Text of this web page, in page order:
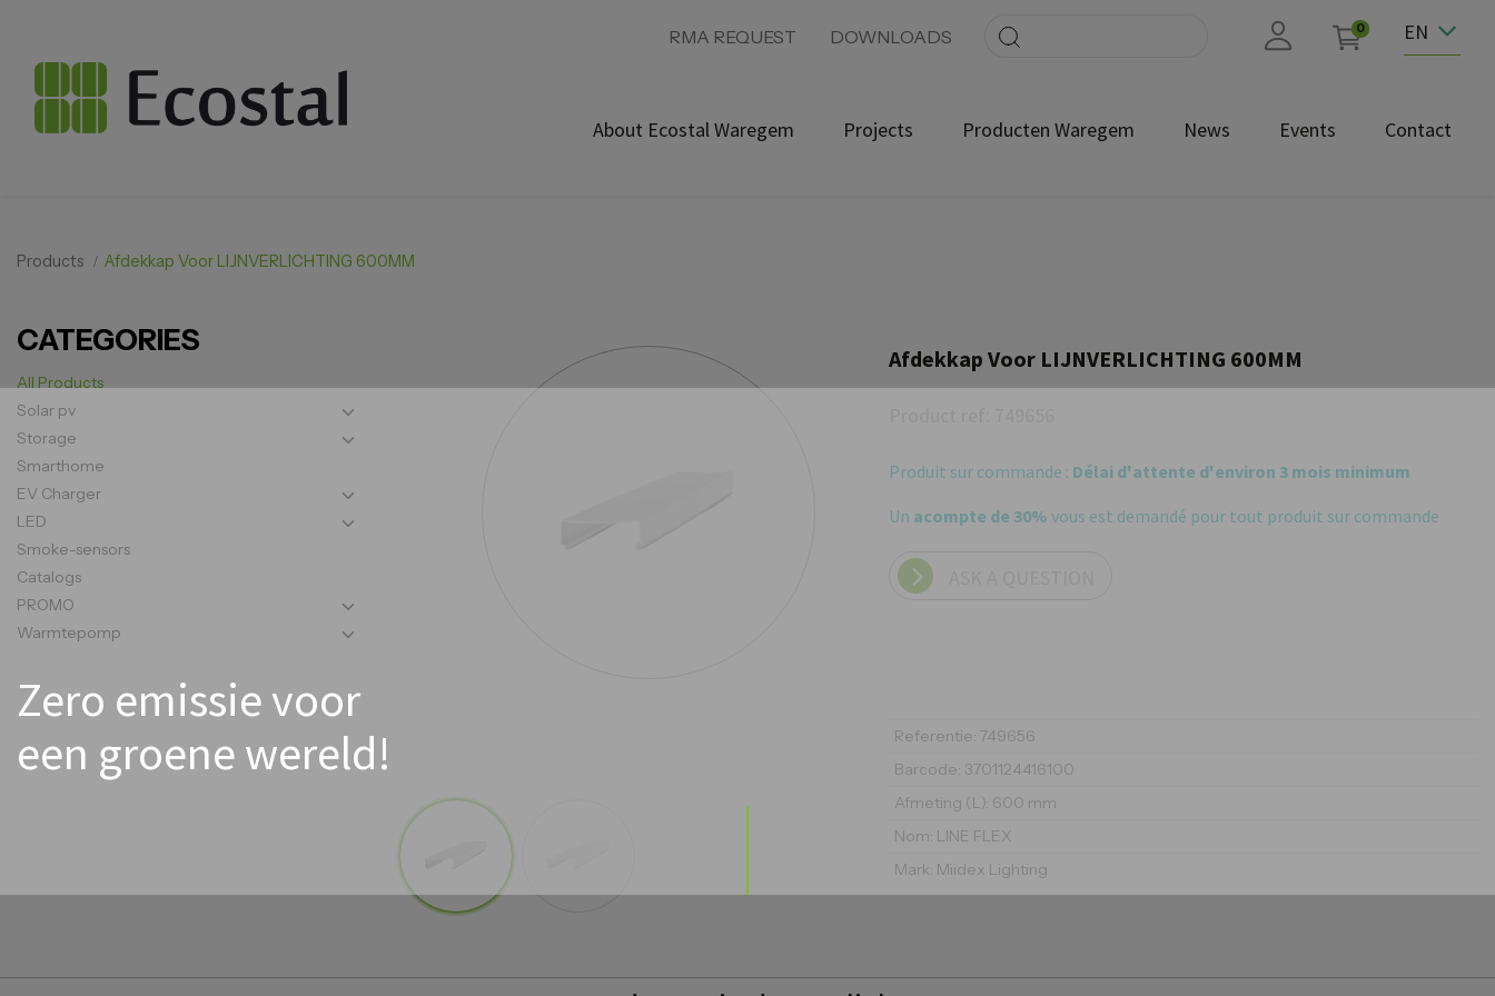
RMA REQUEST DOWNLOADS 0 EN
About Ecostal Waregem Projects Producten Waregem News Events Contact
Products Afdekkap Voor LIJNVERLICHTING 600MM
CATEGORIES
All Products
Solar pv
Storage
Smarthome
EV Charger
LED
Smoke-sensors
Catalogs
PROMO
Warmtepomp
Afdekkap Voor LIJNVERLICHTING 600MM
Produit sur commande : Délai d'attente d'environ 3 mois minimum
Un acompte de 30% vous est demandé pour tout produit sur commande
Referentie: 749656
Barcode: 3701124416100
Afmeting (L): 600 mm
Nom: LINE FLEX
Mark: Miidex Lighting
Zero emissie voor
een groene wereld!